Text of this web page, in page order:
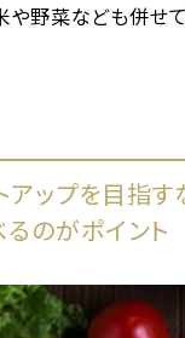
や野菜なども併せて
ップを目指す
のがポイント